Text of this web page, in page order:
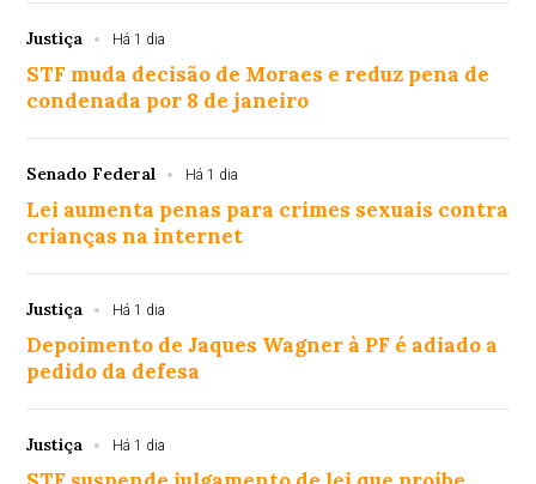
Justiça Há 1 dia
STF muda decisão de Moraes e reduz pena de
condenada por 8 de janeiro
Senado Federal Há 1 dia
Lei aumenta penas para crimes sexuais contra
crianças na internet
Justiça Há 1 dia
Depoimento de Jaques Wagner à PF é adiado a
pedido da defesa
Justiça Há 1 dia